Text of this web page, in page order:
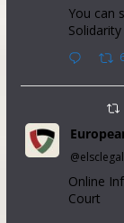
You can
@elsclegal
Online
Court